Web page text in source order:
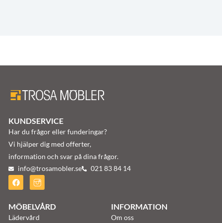
KUNDSERVICE
Har du frågor eller funderingar?
Vi hjälper dig med offerter,
information och svar på dina frågor.
info@trosamobler.se 021 83 84 14
MÖBELVÅRD
Lädervård
INFORMATION
Om oss